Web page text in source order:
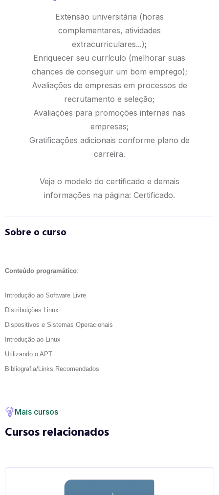
Extensão universitária (horas
complementares, atividades
extracurriculares...);
Enriquecer seu currículo (melhorar suas
chances de conseguir um bom emprego);
Avaliações de empresas em processos de
recrutamento e seleção;
Avaliações para promoções internas nas
empresas;
Gratificações adicionais conforme plano de
carreira.
Veja o modelo do certificado e demais
informações na página: Certificado.
Sobre o curso
Conteúdo programático:
Introdução ao Software Livre
Distribuições Linux
Dispositivos e Sistemas Operacionais
Introdução ao Linux
Utilizando o APT
Bibliografia/Links Recomendados
Mais cursos
Cursos relacionados